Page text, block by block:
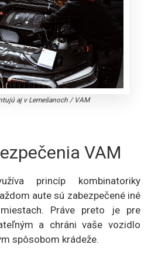
aj v Lemešanoch / VAM
VAM
princíp kombinatoriky
aute sú zabezpečené iné
Práve preto je pre
a chráni vaše vozidlo
spôsobom krádeže.